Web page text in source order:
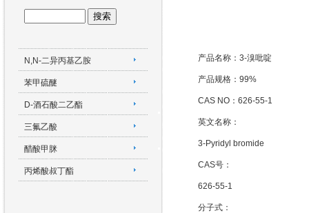
N,N-二异丙基乙胺
苯甲硫醚
D-酒石酸二乙酯
三氟乙酸
醋酸甲脒
丙烯酸叔丁酯
产品名称：3-溴吡啶
产品规格：99%
CAS NO：626-55-1
英文名称：
3-Pyridyl bromide
CAS号：
626-55-1
分子式：